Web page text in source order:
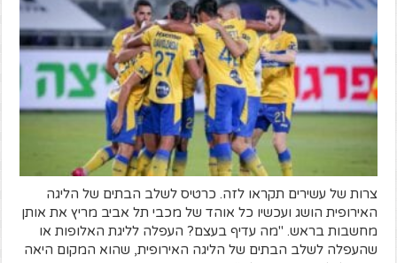
צרות של עשירים תקראו לזה. כרטיס לשלב הבתים של הליגה
האירופית הושג ועכשיו כל אוהד של מכבי תל אביב מריץ את אותן
מחשבות בראש. "מה עדיף בעצם? העפלה לליגת האלופות או
שהעפלה לשלב הבתים של הליגה האירופית, שהוא המקום היאה